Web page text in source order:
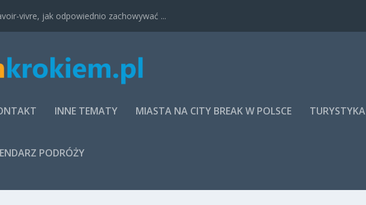
vivre, jak odpowiednio zachowywać ...
INNE TEMATY MIASTA NA CITY BREAK W POLSCE TURYSTYKA
PODRÓŻY